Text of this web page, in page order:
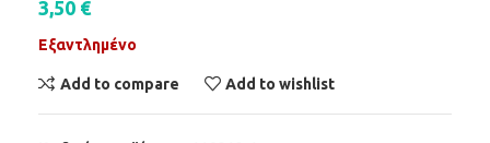
3,50 €
Εξαντλημένο
Add to compare Add to wishlist